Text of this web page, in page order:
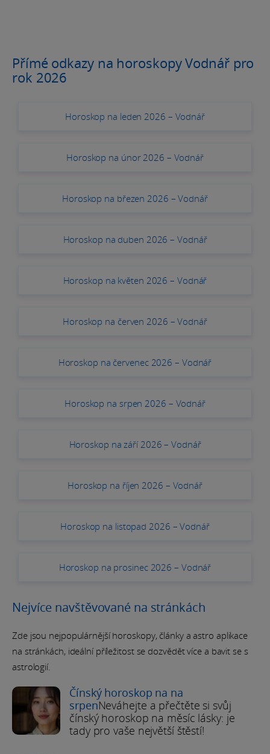
Přímé odkazy na horoskopy Vodnář pro
rok 2026
Horoskop na leden 2026 – Vodnář
Horoskop na únor 2026 – Vodnář
Horoskop na březen 2026 – Vodnář
Horoskop na duben 2026 – Vodnář
Horoskop na květen 2026 – Vodnář
Horoskop na červen 2026 – Vodnář
Horoskop na červenec 2026 – Vodnář
Horoskop na srpen 2026 – Vodnář
Horoskop na září 2026 – Vodnář
Horoskop na říjen 2026 – Vodnář
Horoskop na listopad 2026 – Vodnář
Horoskop na prosinec 2026 – Vodnář
Nejvíce navštěvované na stránkách
Zde jsou nejpopulárnější horoskopy, články a astro aplikace
na stránkách, ideální příležitost se dozvědět více a bavit se s
astrologií.
Čínský horoskop na na
srpenNeváhejte a přečtěte si svůj
čínský horoskop na měsíc lásky: je
tady pro vaše největší štěstí!